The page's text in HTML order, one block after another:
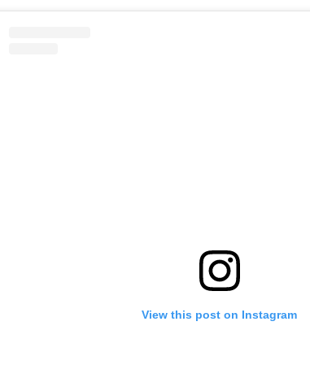
View this post on Instagram